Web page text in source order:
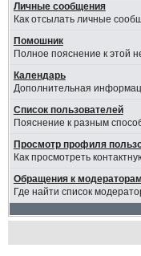
Личные сообщения
Как отсылать личные
Помошник
Полное пояснение к этой
Календарь
Дополнительная
Список пользователей
Пояснение к разным
Просмотр профиля
Как просмотреть
Обращения к
Где найти список